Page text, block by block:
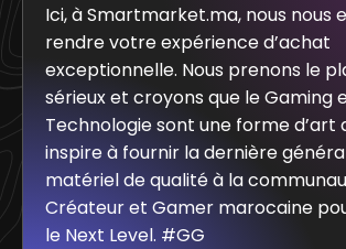
Ici, à Smartmarket.ma, nous nous
rendre votre expérience d’achat
exceptionnelle. Nous prenons le
sérieux et croyons que le Gaming
Technologie sont une forme d’art
inspire à fournir la dernière
matériel de qualité à la
Créateur et Gamer marocaine
le Next Level. #GG